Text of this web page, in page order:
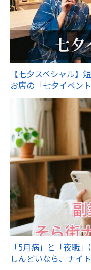
【七夕スペシャル】
お店の「七夕イベン
「5月病」と「夜職
しんどいなら、ナイ